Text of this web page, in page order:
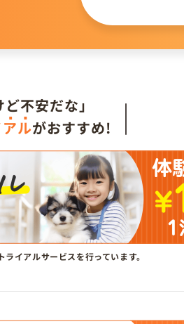
不安だな」
アルがおすすめ!
ライアルサービスを行っています。